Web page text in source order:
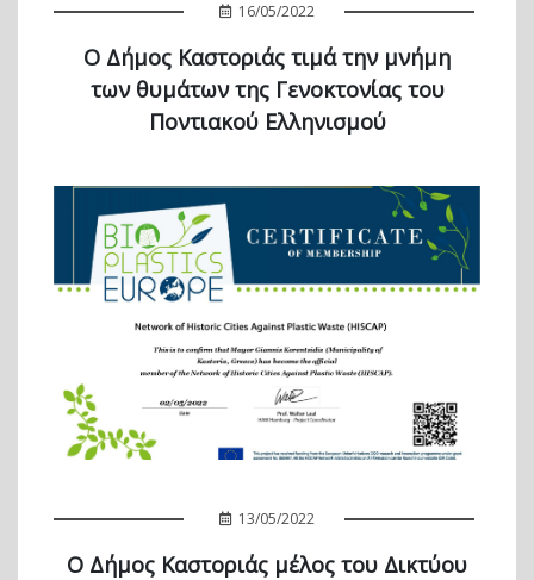
16/05/2022
Ο Δήμος Καστοριάς τιμά την μνήμη
των θυμάτων της Γενοκτονίας του
Ποντιακού Ελληνισμού
13/05/2022
Ο Δήμος Καστοριάς μέλος του Δικτύου